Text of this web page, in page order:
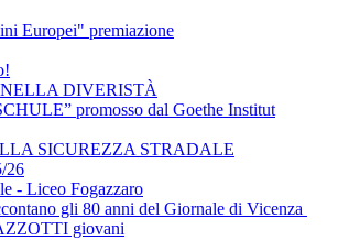
Europei" premiazione
DIVERISTÀ
promosso dal Goethe Institut
SICUREZZA STRADALE
26
- Liceo Fogazzaro
gli 80 anni del Giornale di Vicenza
giovani